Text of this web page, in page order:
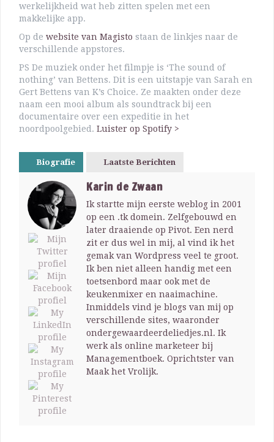
werkelijkheid wat heb zitten spelen met een
makkelijke app.
Op de website van Magisto staan de linkjes naar de
verschillende appstores.
PS De muziek onder het filmpje is ‘The sound of
nothing’ van Bettens. Dit is een uitstapje van Sarah en
Gert Bettens van K’s Choice. Ze maakten onder deze
naam een mooi album als soundtrack bij een
documentaire over een expeditie in het
noordpoolgebied. Luister op Spotify >
Biografie Laatste Berichten
Karin de Zwaan
Ik startte mijn eerste weblog in 2001
op een .tk domein. Zelfgebouwd en
later draaiende op Pivot. Een nerd
zit er dus wel in mij, al vind ik het
gemak van Wordpress veel te groot.
Ik ben niet alleen handig met een
toetsenbord maar ook met de
keukenmixer en naaimachine.
Inmiddels vind je blogs van mij op
verschillende sites, waaronder
ondergewaardeerdeliedjes.nl. Ik
werk als online marketeer bij
Managementboek. Oprichtster van
Maak het Vrolijk.